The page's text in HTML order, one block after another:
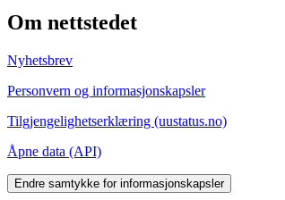
Om nettstedet
Nyhetsbrev
Personvern og informasjonskapsler
Tilgjengelighetserklæring (uustatus.no)
Åpne data (API)
Endre samtykke for informasjonskapsler